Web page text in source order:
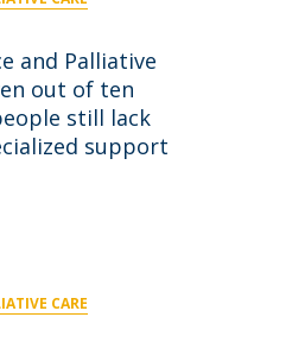
and Palliative
out of ten
still lack
support
CARE